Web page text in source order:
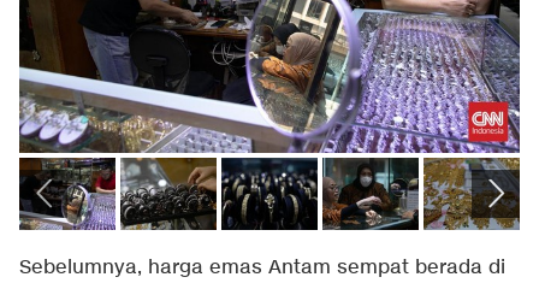
Sebelumnya, harga emas Antam sempat berada di